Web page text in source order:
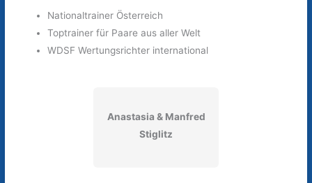
Nationaltrainer Österreich
Toptrainer für Paare aus aller Welt
WDSF Wertungsrichter international
Anastasia & Manfred
Stiglitz